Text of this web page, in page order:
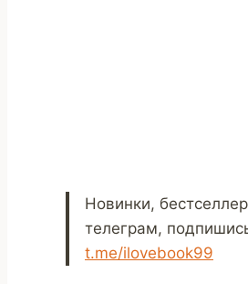
Новинки,
телеграм,
t.me/ilovebook99